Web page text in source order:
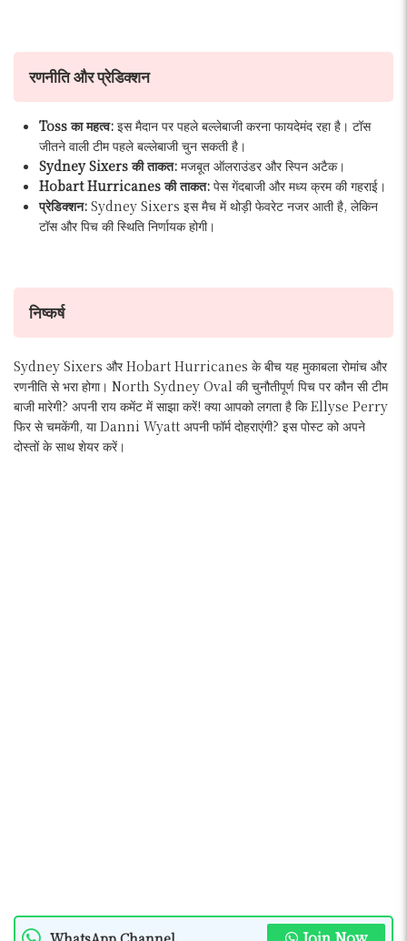
रणनीति और प्रेडिक्शन
Toss का महत्व: इस मैदान पर पहले बल्लेबाजी करना फायदेमंद रहा है। टॉस
जीतने वाली टीम पहले बल्लेबाजी चुन सकती है।
Sydney Sixers की ताकत: मजबूत ऑलराउंडर और स्पिन अटैक।
Hobart Hurricanes की ताकत: पेस गेंदबाजी और मध्य क्रम की गहराई।
प्रेडिक्शन: Sydney Sixers इस मैच में थोड़ी फेवरेट नजर आती है, लेकिन
टॉस और पिच की स्थिति निर्णायक होगी।
निष्कर्ष
Sydney Sixers और Hobart Hurricanes के बीच यह मुकाबला रोमांच और
रणनीति से भरा होगा। North Sydney Oval की चुनौतीपूर्ण पिच पर कौन सी टीम
बाजी मारेगी? अपनी राय कमेंट में साझा करें! क्या आपको लगता है कि Ellyse Perry
फिर से चमकेंगी, या Danni Wyatt अपनी फॉर्म दोहराएंगी? इस पोस्ट को अपने
दोस्तों के साथ शेयर करें।